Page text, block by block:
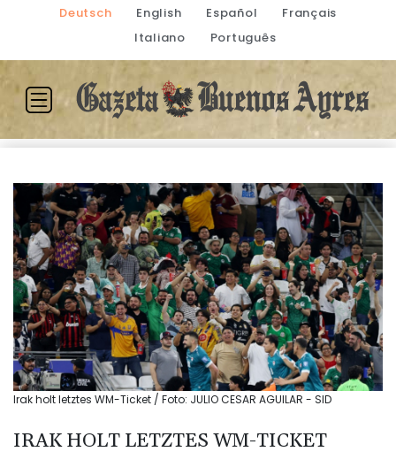
Deutsch English Español
Français
Italiano
Português
Irak holt letztes WM-Ticket / Foto: JULIO CESAR AGUILAR - SID
IRAK HOLT LETZTES WM-TICKET